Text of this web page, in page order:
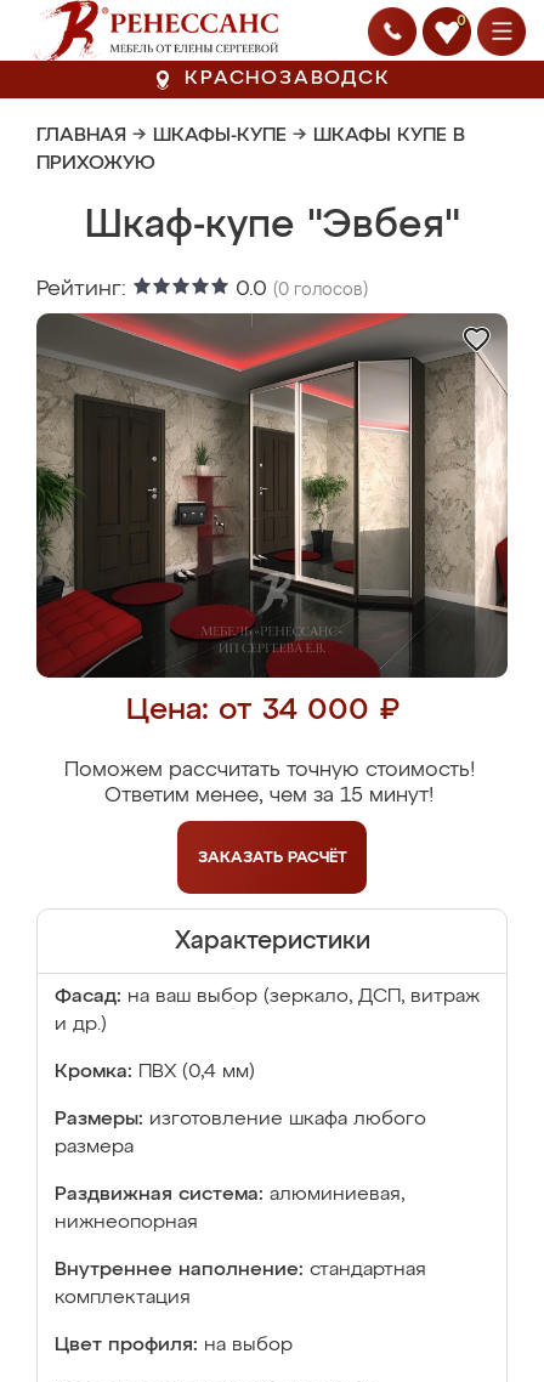
0
КРАСНОЗАВОДСК
ГЛАВНАЯ → ШКАФЫ-КУПЕ → ШКАФЫ КУПЕ В
ПРИХОЖУЮ
Шкаф-купе "Эвбея"
Рейтинг: 0.0 (0 голосов)
Цена: от 34 000 ₽
Поможем рассчитать точную стоимость!
Ответим менее, чем за 15 минут!
ЗАКАЗАТЬ РАСЧЁТ
Характеристики
Фасад: на ваш выбор (зеркало, ДСП, витраж
и др.)
Кромка: ПВХ (0,4 мм)
Размеры: изготовление шкафа любого
размера
Раздвижная система: алюминиевая,
нижнеопорная
Внутреннее наполнение: стандартная
комплектация
Цвет профиля: на выбор